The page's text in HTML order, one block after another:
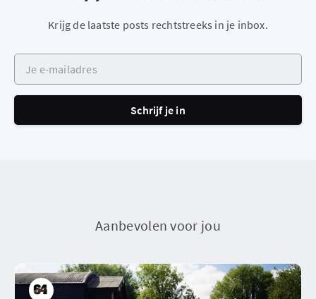
Krijg de laatste posts rechtstreeks in je inbox.
Je e-mailadres
Schrijf je in
Aanbevolen voor jou